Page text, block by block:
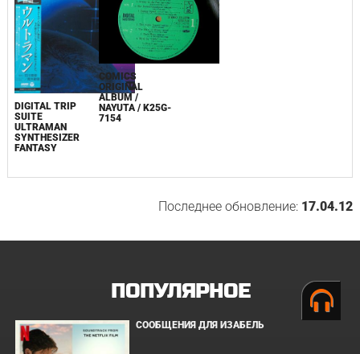
DIGITAL TRIP
SUITE
ULTRAMAN
SYNTHESIZER
FANTASY
COMICS
ORIGINAL
ALBUM /
NAYUTA / K25G-
7154
Последнее обновление: 17.04.12
ПОПУЛЯРНОЕ
СООБЩЕНИЯ ДЛЯ ИЗАБЕЛЬ